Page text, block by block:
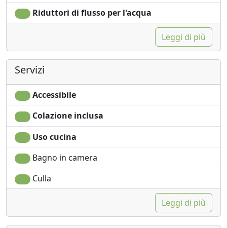
Riduttori di flusso per l'acqua
Leggi di più
Servizi
Accessibile
Colazione inclusa
Uso cucina
Bagno in camera
Culla
Leggi di più